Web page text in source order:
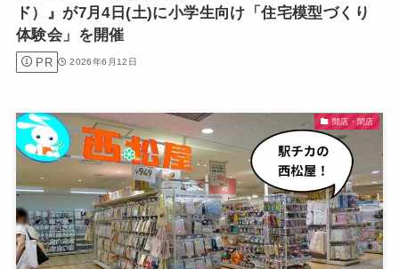
ド）』が7月4日(土)に小学生向け「住宅模型づくり
体験会」を開催
PR 2026年6月12日
開店・閉店